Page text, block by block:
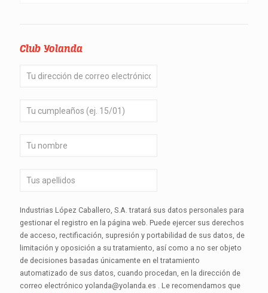
Club Yolanda
Industrias López Caballero, S.A. tratará sus datos personales para
gestionar el registro en la página web. Puede ejercer sus derechos
de acceso, rectificación, supresión y portabilidad de sus datos, de
limitación y oposición a su tratamiento, así como a no ser objeto
de decisiones basadas únicamente en el tratamiento
automatizado de sus datos, cuando procedan, en la dirección de
correo electrónico yolanda@yolanda.es . Le recomendamos que